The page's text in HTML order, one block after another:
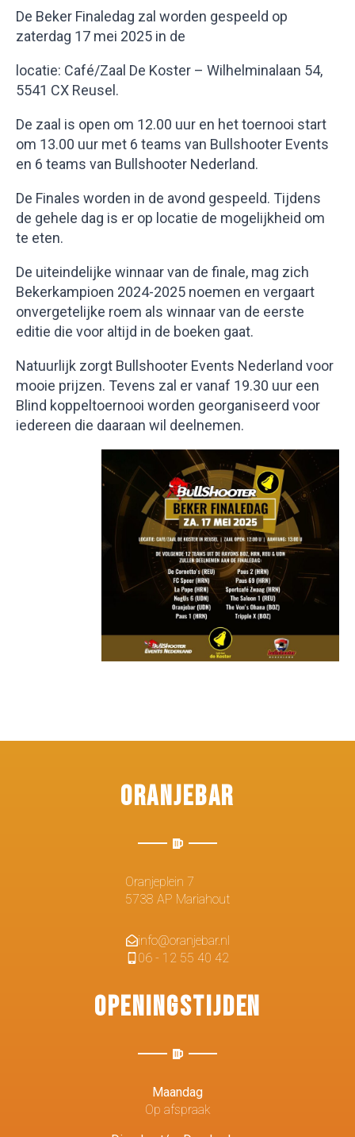
De Beker Finaledag zal worden gespeeld op
zaterdag 17 mei 2025 in de
locatie: Café/Zaal De Koster – Wilhelminalaan 54,
5541 CX Reusel.
De zaal is open om 12.00 uur en het toernooi start
om 13.00 uur met 6 teams van Bullshooter Events
en 6 teams van Bullshooter Nederland.
De Finales worden in de avond gespeeld. Tijdens
de gehele dag is er op locatie de mogelijkheid om
te eten.
De uiteindelijke winnaar van de finale, mag zich
Bekerkampioen 2024-2025 noemen en vergaart
onvergetelijke roem als winnaar van de eerste
editie die voor altijd in de boeken gaat.
Natuurlijk zorgt Bullshooter Events Nederland voor
mooie prijzen. Tevens zal er vanaf 19.30 uur een
Blind koppeltoernooi worden georganiseerd voor
iedereen die daaraan wil deelnemen.
Oranjebar
Oranjeplein 7
5738 AP Mariahout
info@oranjebar.nl
06 - 12 55 40 42
Openingstijden
Maandag
Op afspraak